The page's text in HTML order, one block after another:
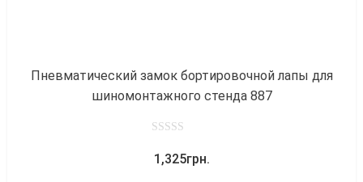
Пневматический замок бортировочной лапы для
шиномонтажного стенда 887
out
1,325грн.